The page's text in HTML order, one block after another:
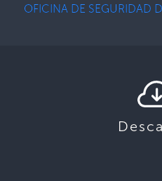
OFICINA DE SEGURIDAD